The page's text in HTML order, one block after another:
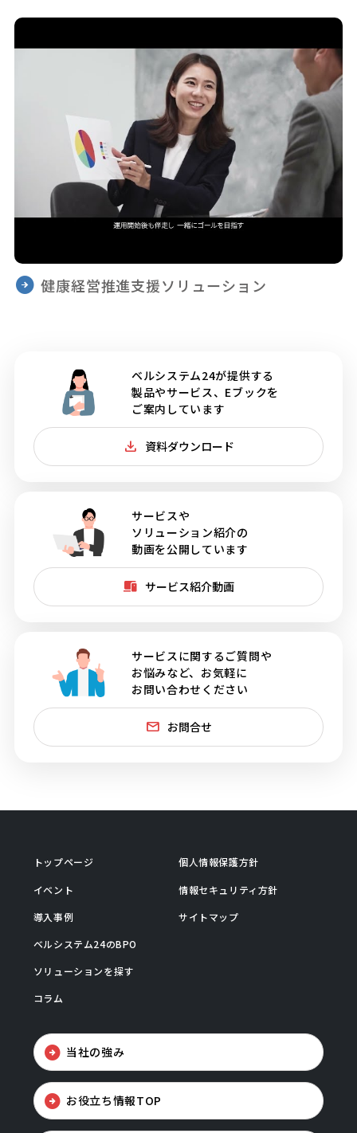
健康経営推進支援ソリューション
ベルシステム24が提供する
製品やサービス、Eブックを
ご案内しています
資料ダウンロード
サービスや
ソリューション紹介の
動画を公開しています
サービス紹介動画
サービスに関するご質問や
お悩みなど、お気軽に
お問い合わせください
お問合せ
トップページ
イベント
導入事例
ベルシステム24のBPO
ソリューションを探す
コラム
個人情報保護方針
情報セキュリティ方針
サイトマップ
当社の強み
お役立ち情報TOP